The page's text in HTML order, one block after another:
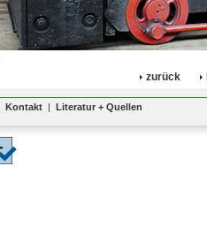
zurück
Kontakt | Literatur + Quellen